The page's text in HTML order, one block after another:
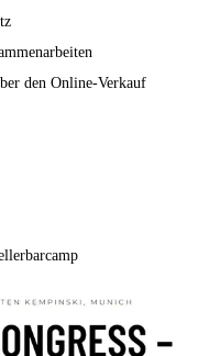
den Online-Verkauf